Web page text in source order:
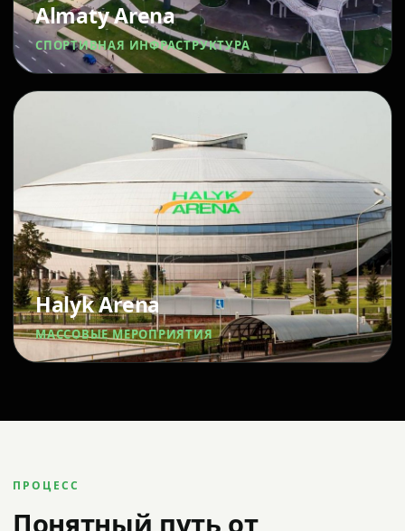
Almaty Arena
СПОРТИВНАЯ ИНФРАСТРУКТУРА
Halyk Arena
МАССОВЫЕ МЕРОПРИЯТИЯ
ПРОЦЕСС
Понятный путь от